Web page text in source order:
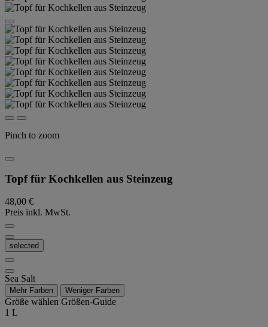
Pinch to zoom
Topf für Kochkellen aus Steinzeug
48,00 €
Preis inkl. MwSt.
selected
Sea Salt
Mehr Farben Weniger Farben
Größe wählen Größen-Guide
1 L